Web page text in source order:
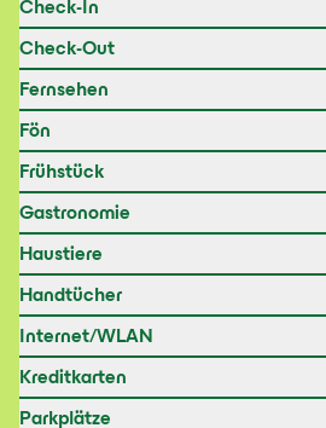
Check-In
Check-Out
Fernsehen
Fön
Frühstück
Gastronomie
Haustiere
Handtücher
Internet/WLAN
Kreditkarten
Parkplätze